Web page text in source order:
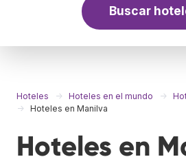
Buscar
Hoteles Hoteles en el mundo
Hoteles en Manilva
Hoteles en